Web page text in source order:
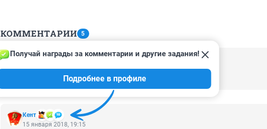
КОММЕНТАРИИ 5
Гость
может улицу Водопьянова приведет в порядок!!!!
Кент
Получай награды за комментарии и другие задания!
Подробнее в профиле
15 января 2018, 19:15